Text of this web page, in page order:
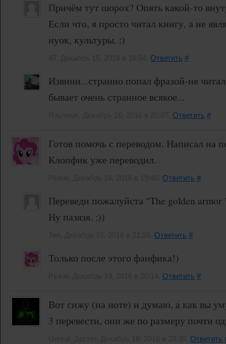
Причём тут шорох? Опять какой-то
Если что, я просто читал книгу, а не
нуок, культуры. :)
Ответить #
Извини...странно попал фразой-не
бывает очень странное всякое...
Ответить #
Готов помочь с переводом. Написал на
Клопфик уже переводил.
Ответить #
Переведи пожалуйста "The golden armor
Ну пазязя. :))
Ответить #
Только после этого фанфика!)
Ответить #
Вот сижу (на ноте) и думаю, а как вы
3 перевести, они же по размеру почти
Ответить